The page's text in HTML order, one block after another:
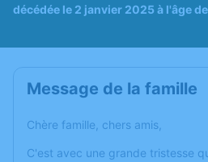
décédée le 2 janvier 2025 à l'âge
Message de la famille
Chère famille, chers amis,
C'est avec une grande tristesse